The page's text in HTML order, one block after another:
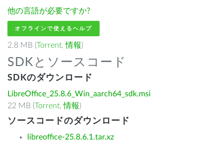
他の言語が必要ですか?
オフラインで使えるヘルプ
2.8 MB (Torrent,情報)
SDKとソースコード
SDKのダウンロード
LibreOffice_25.8.6_Win_aarch64_sdk.msi
22 MB (Torrent,情報)
ソースコードのダウンロード
libreoffice-25.8.6.1.tar.xz